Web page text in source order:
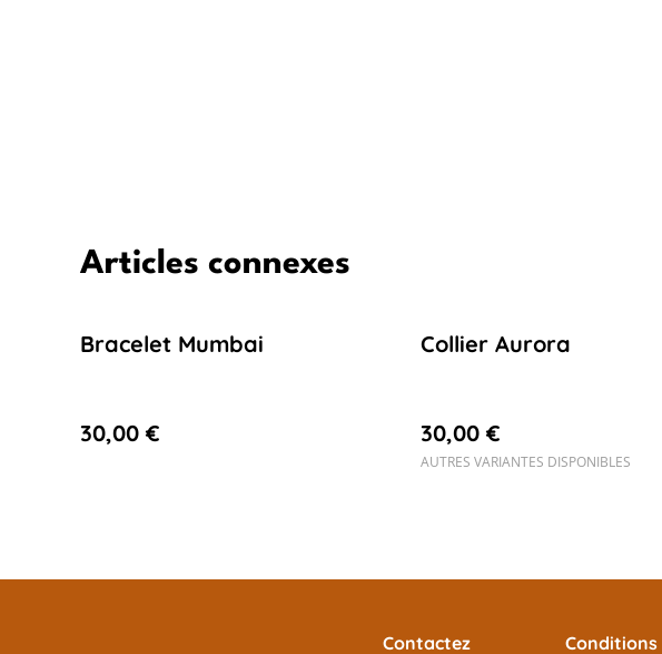
Articles connexes
Bracelet Mumbai
30,00 €
Collier Aurora
30,00 €
AUTRES VARIANTES DISPONIBLES
Contactez
Conditions